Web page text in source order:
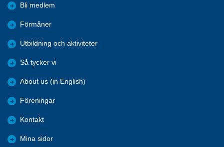
Bli medlem
Förmåner
Utbildning och aktiviteter
Så tycker vi
About us (in English)
Föreningar
Kontakt
Mina sidor